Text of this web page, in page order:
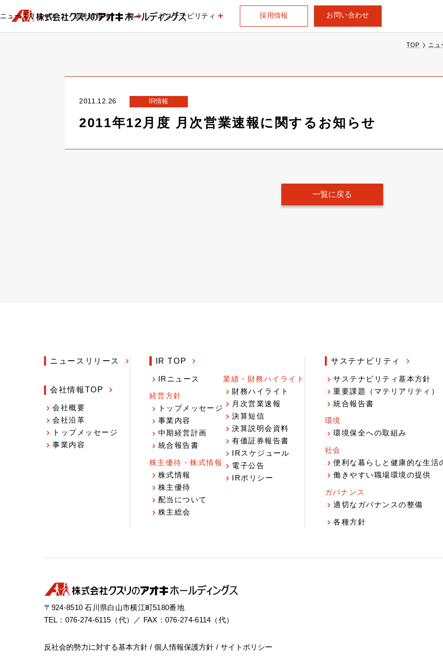
ニュースリリース 会社情報 IR サステナビリティ 採用情報 お問い合わせ
TOP ニュ
2011.12.26 IR情報
2011年12月度 月次営業速報に関するお知らせ
一覧に戻る
ニュースリリース
会社情報TOP
会社概要
会社沿革
トップメッセージ
事業内容
IR TOP
IRニュース
経営方針
トップメッセージ
事業内容
中期経営計画
統合報告書
株主優待・株式情報
株式情報
株主優待
配当について
株主総会
業績・財務ハイライト
財務ハイライト
月次営業速報
決算短信
決算説明会資料
有価証券報告書
IRスケジュール
電子公告
IRポリシー
サステナビリティ
サステナビリティ基本方針
重要課題（マテリアリティ）
統合報告書
環境
環境保全への取組み
社会
便利な暮らしと健康的な生活
働きやすい職場環境の提供
ガバナンス
適切なガバナンスの整備
各種方針
〒924-8510 石川県白山市横江町5180番地
TEL：076-274-6115（代）／ FAX：076-274-6114（代）
反社会的勢力に対する基本方針 個人情報保護方針 サイトポリシー